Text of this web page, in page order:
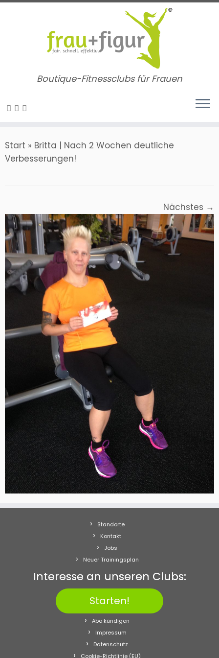
Zum
Boutique-Fitnessclubs für Frauen
Start » Britta | Nach 2 Wochen deutliche
Verbesserungen!
Nächstes →
Standorte
Kontakt
Jobs
Neuer Trainingsplan
Interesse an unseren Clubs:
Starten!
Abo kündigen
Impressum
Datenschutz
Cookie-Richtlinie (EU)